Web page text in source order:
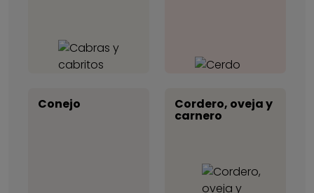
Conejo Cordero, oveja y
carnero